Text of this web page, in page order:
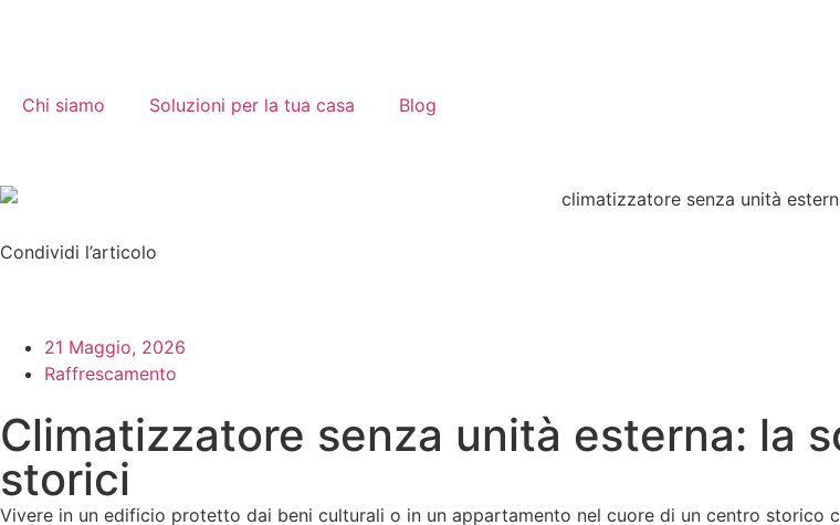
Chi siamo Soluzioni per la tua casa Blog
Condividi l’articolo
21 Maggio, 2026
Raffrescamento
Climatizzatore senza unità esterna: la
storici
Vivere in un edificio protetto dai beni culturali o in un appartamento nel cuore di un centro storico